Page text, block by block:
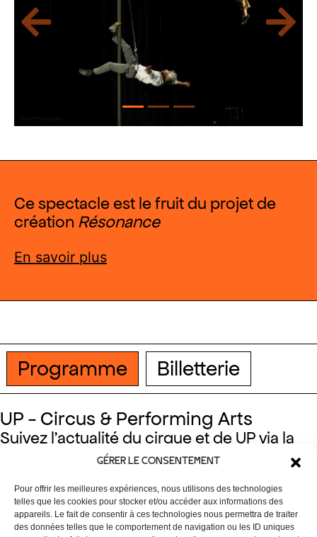
GÉRER LE CONSENTEMENT
Pour offrir les meilleures expériences, nous utilisons des technologies
telles que les cookies pour stocker et/ou accéder aux informations des
appareils. Le fait de consentir à ces technologies nous permettra de traiter
des données telles que le comportement de navigation ou les ID uniques
Précédent
Ce spectacle est le fruit du projet de
création Résonance
En savoir plus
programme billetterie
UP - Circus & Performing Arts
Suivez l’actualité du cirque et de UP via la
newsletter et nos réseaux!